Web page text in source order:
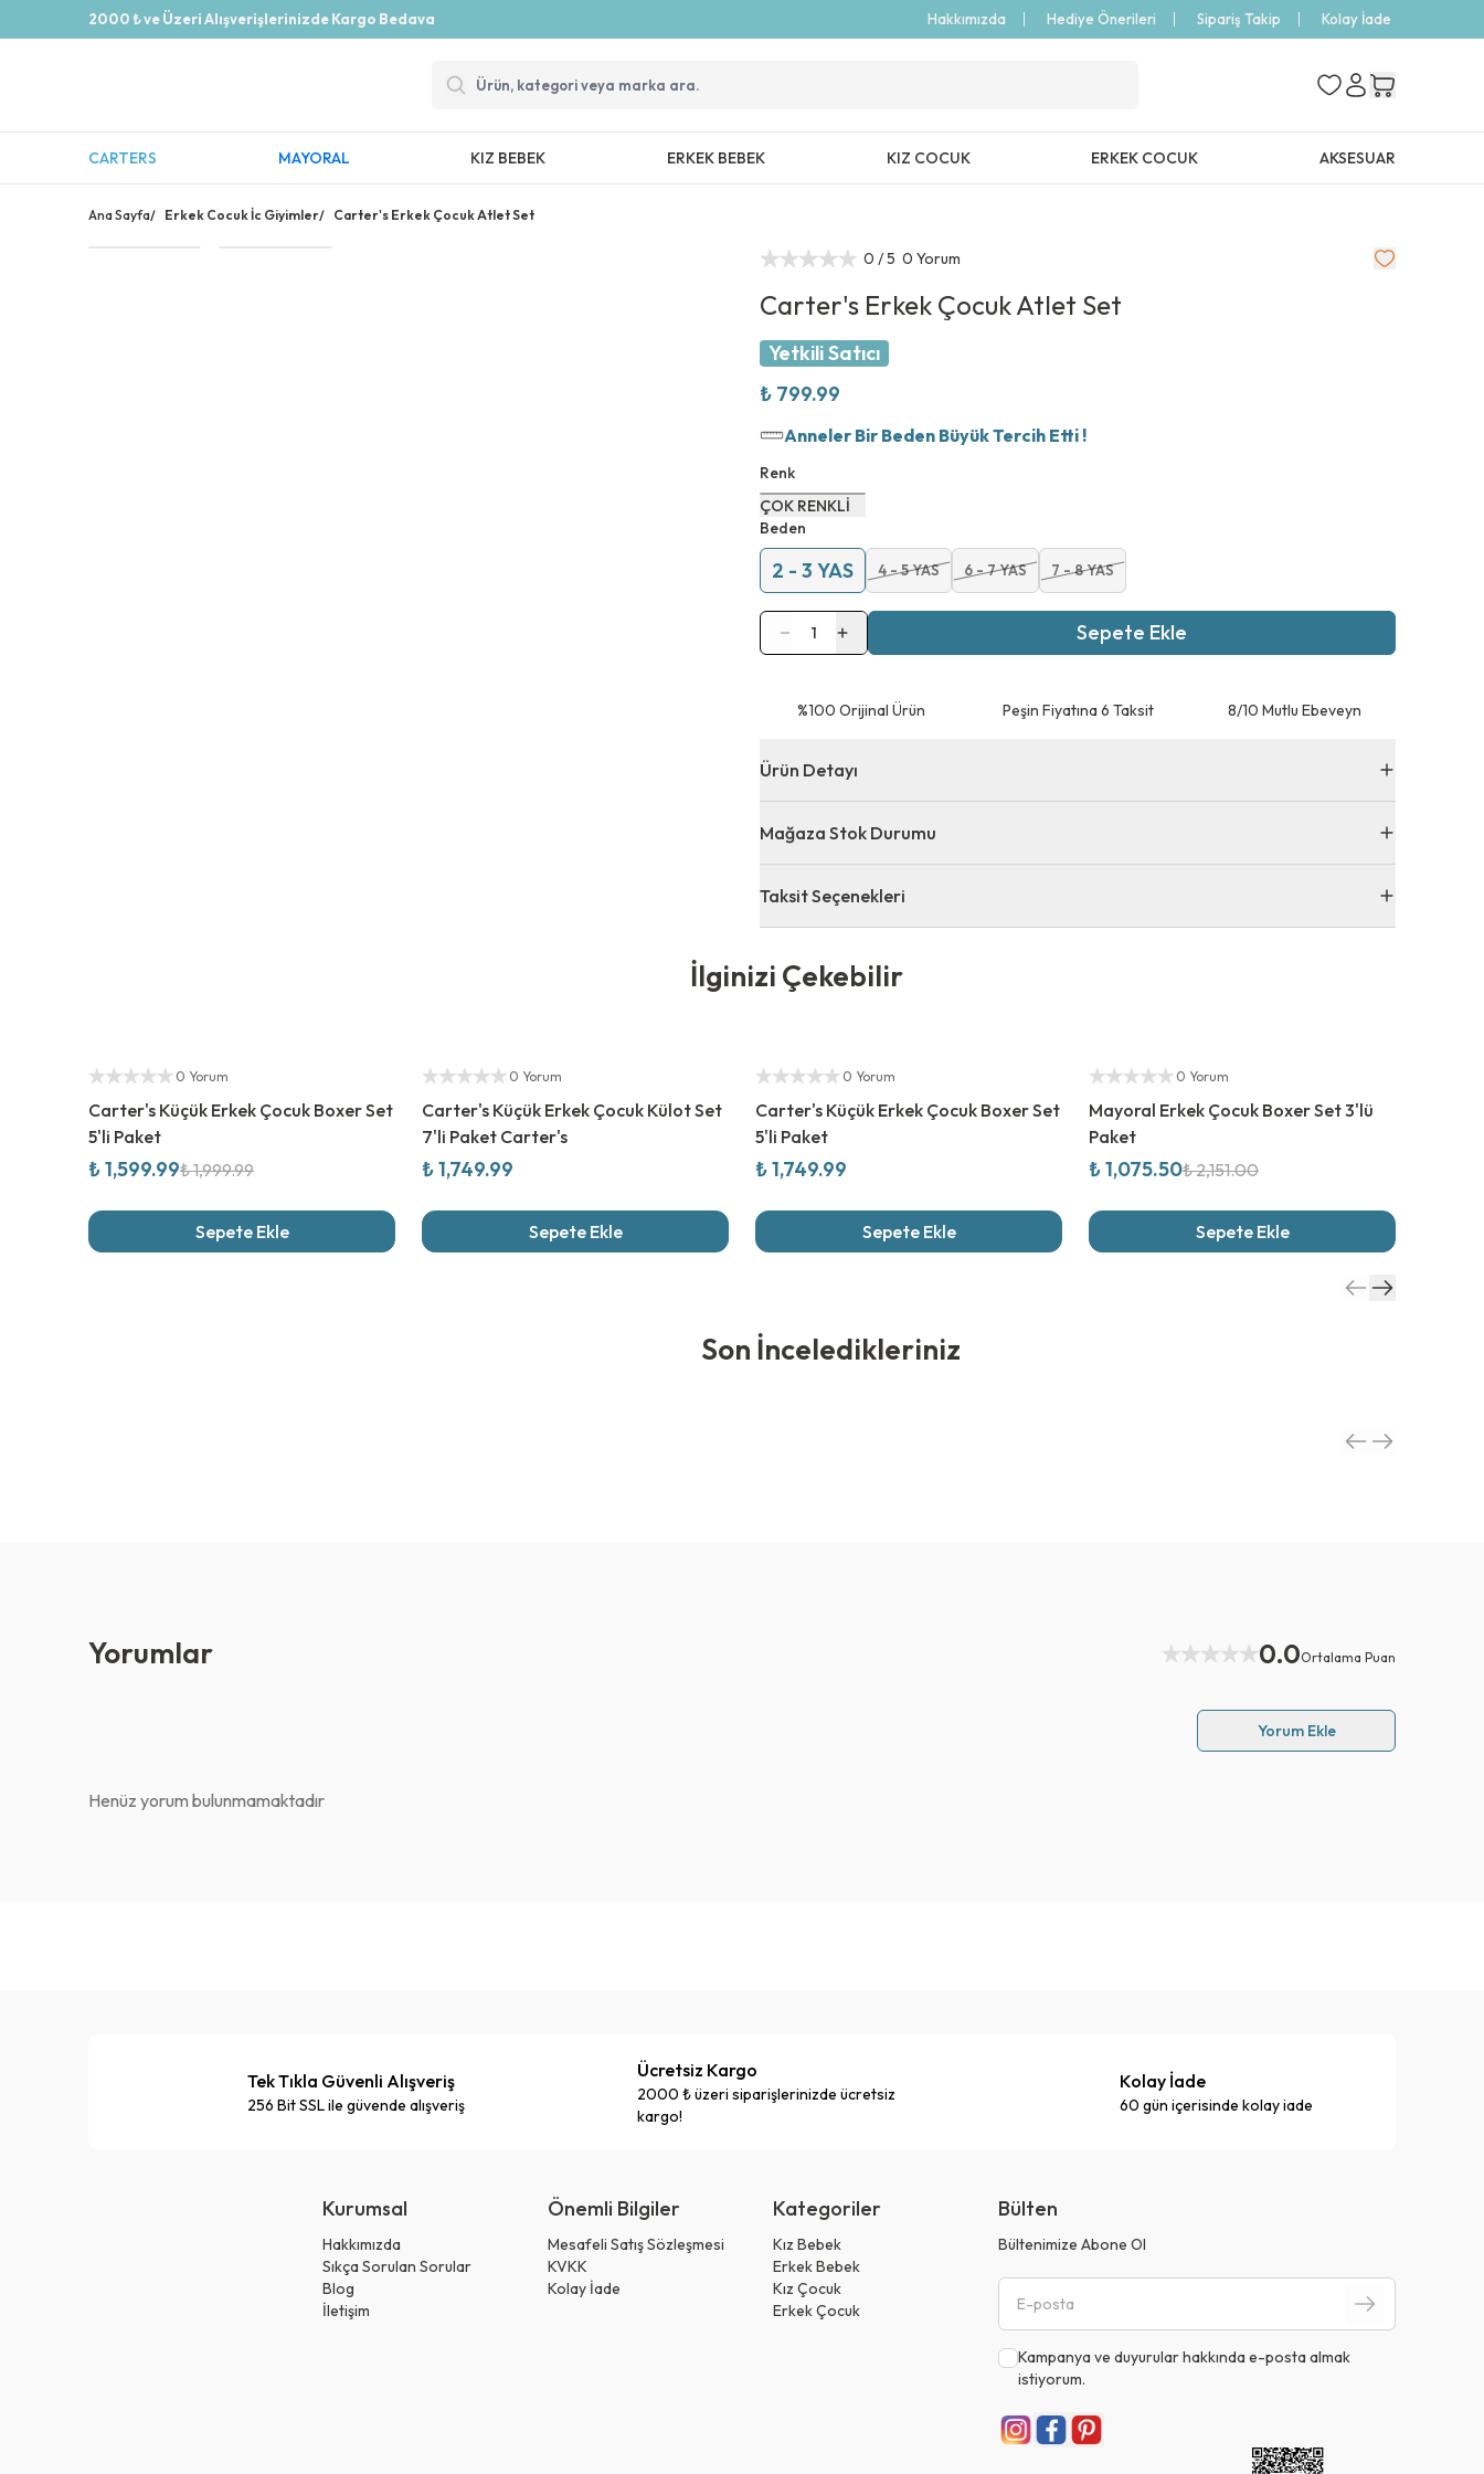
2000 ₺ ve Üzeri Alışverişlerinizde Kargo Bedava Hakkımızda Hediye Önerileri Sipariş Takip Kolay İade
CARTERS MAYORAL KIZ BEBEK ERKEK BEBEK KIZ COCUK ERKEK COCUK AKSESUAR
Ana Sayfa/ Erkek Cocuk İc Giyimler/ Carter's Erkek Çocuk Atlet Set
0 / 5 0 Yorum
Carter's Erkek Çocuk Atlet Set
Yetkili Satıcı
₺ 799.99
Anneler Bir Beden Büyük Tercih Etti !
Renk
ÇOK RENKLİ
Beden
2 - 3 YAS 4 - 5 YAS 6 - 7 YAS 7 - 8 YAS
1 Sepete Ekle
⁠%100 Orijinal Ürün Peşin Fiyatına 6 Taksit 8/10 Mutlu Ebeveyn
Ürün Detayı
Mağaza Stok Durumu
Taksit Seçenekleri
İlginizi Çekebilir
Yetkili Satıcı
0 Yorum
Carter's Küçük Erkek Çocuk Boxer Set
5'li Paket
₺ 1,599.99₺ 1,999.99
Sepete Ekle
0 Yorum
Carter's Küçük Erkek Çocuk Külot Set
7'li Paket Carter's
₺ 1,749.99
Sepete Ekle
0 Yorum
Carter's Küçük Erkek Çocuk Boxer Set
5'li Paket
₺ 1,749.99
Sepete Ekle
Yetkili Satıcı
0 Yorum
Mayoral Erkek Çocuk Boxer Set 3'lü
Paket
₺ 1,075.50₺ 2,151.00
Sepete Ekle
Son İnceledikleriniz
Yorumlar 0.0Ortalama Puan
Yorum Ekle
Henüz yorum bulunmamaktadır
Tek Tıkla Güvenli Alışveriş
256 Bit SSL ile güvende alışveriş
Ücretsiz Kargo
2000 ₺ üzeri siparişlerinizde ücretsiz
kargo!
Kolay İade
60 gün içerisinde kolay iade
Kurumsal
Hakkımızda
Sıkça Sorulan Sorular
Blog
İletişim
Önemli Bilgiler
Mesafeli Satış Sözleşmesi
KVKK
Kolay İade
Kategoriler
Kız Bebek
Erkek Bebek
Kız Çocuk
Erkek Çocuk
Bülten
Bültenimize Abone Ol
Kampanya ve duyurular hakkında e-posta almak
istiyorum.